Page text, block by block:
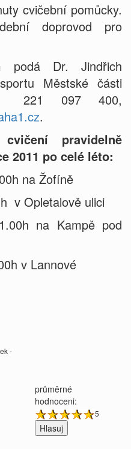
cvičební pomůcky.
doprovod pro
podá Dr. Jindřich
Městské části
221 097 400,
.
pravidelně
2011 po celé léto:
na Žofíně
v Opletalově ulici
na Kampě pod
v Lannové
-
průměrné
hodnoceni:
5